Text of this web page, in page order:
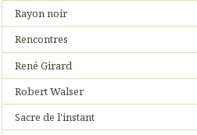
Rayon noir
Rencontres
René Girard
Robert Walser
Sacre de l'instant